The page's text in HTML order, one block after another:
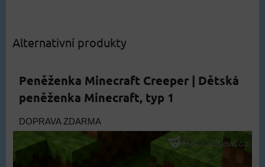
Alternativní produkty
Peněženka Minecraft Creeper | Dětská
peněženka Minecraft, typ 1
DOPRAVA ZDARMA